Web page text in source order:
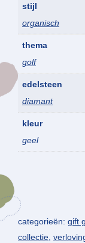
stijl
organisch
thema
golf
edelsteen
diamant
kleur
geel
categorieën: gift
collectie,